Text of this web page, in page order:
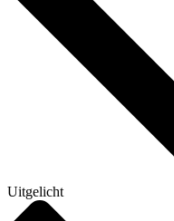
Uitgelicht